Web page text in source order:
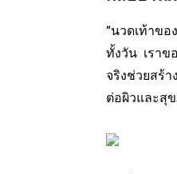
“นวดเท้าข
ทั้งวัน เราข
จริงช่วยสร้
ต่อผิวและสุ